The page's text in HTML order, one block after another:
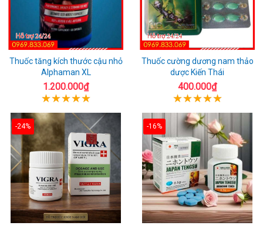
Thuốc tăng kích thước cậu nhỏ
Alphaman XL
1.200.000₫
Thuốc cường dương nam thảo
dược Kiến Thái
400.000₫
-24% -16%